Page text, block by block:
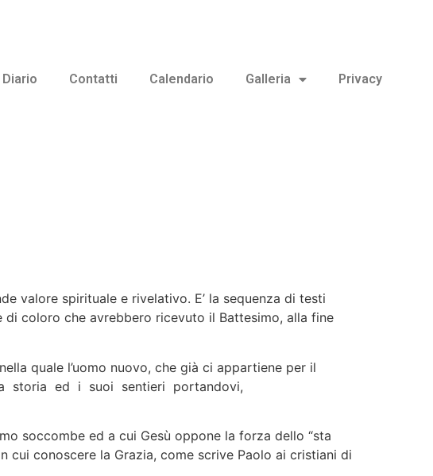
Diario Contatti Calendario Galleria Privacy
valore spirituale e rivelativo. E’ la sequenza di testi
di coloro che avrebbero ricevuto il Battesimo, alla fine
quale l’uomo nuovo, che già ci appartiene per il
la storia ed i suoi sentieri portandovi,
soccombe ed a cui Gesù oppone la forza dello “sta
conoscere la Grazia, come scrive Paolo ai cristiani di